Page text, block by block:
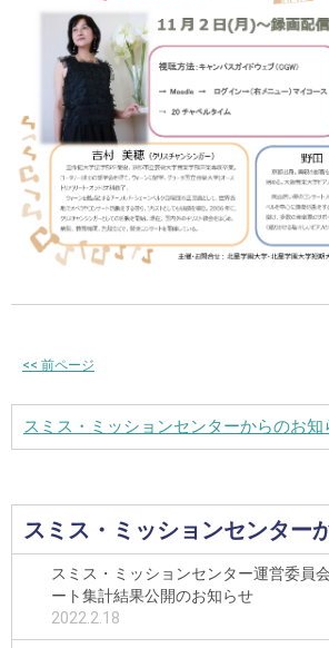
<< 前ページ
スミス・ミッションセンターからのお知
スミス・ミッションセンター
スミス・ミッションセンター運営委員
ート集計結果公開のお知らせ
2022.2.18